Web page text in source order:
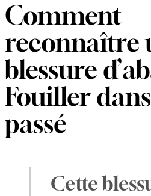
Comment
reconnaître
blessure
Fouiller
passé
Cette